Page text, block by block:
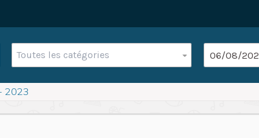
Toutes les catégories
2023